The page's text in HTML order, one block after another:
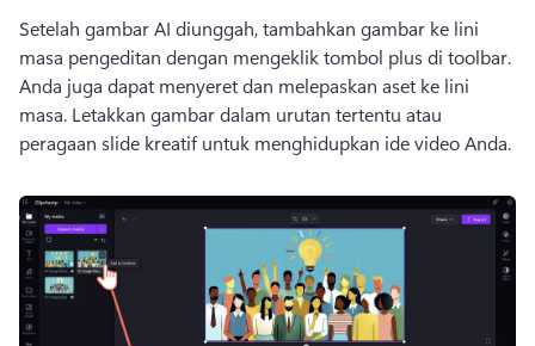
Setelah gambar AI diunggah, tambahkan gambar ke lini
Anda juga dapat menyeret dan melepaskan aset ke lini
masa. Letakkan gambar dalam urutan tertentu atau
peragaan slide kreatif untuk menghidupkan ide video Anda.